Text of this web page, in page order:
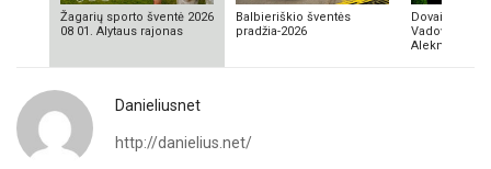
Žagarių sporto šventė 2026
08 01. Alytaus rajonas
Balbieriškio šventės
pradžia-2026
Dovainonių
Vadovas
Aleknavičius
Danieliusnet
http://danielius.net/